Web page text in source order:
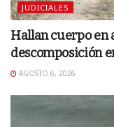
JUDICIALES
Hallan cuerpo en
descomposición
AGOSTO 6, 2026